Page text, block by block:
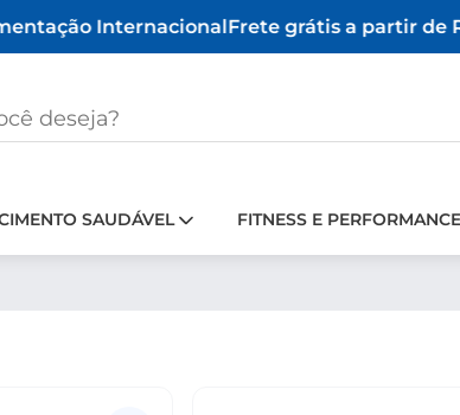
InternacionalFrete grátis a partir de
SAUDÁVEL FITNESS E PERFORMANCE